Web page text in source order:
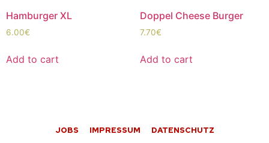
Hamburger XL
6.00€
Add to cart
Doppel Cheese Burger
7.70€
Add to cart
JOBS IMPRESSUM DATENSCHUTZ